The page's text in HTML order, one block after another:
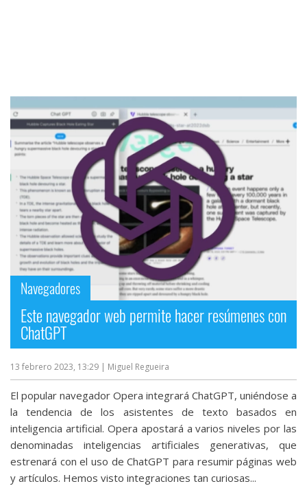
Navegadores
Este navegador web permite hacer resúmenes con
ChatGPT
13 febrero 2023, 13:29 | Miguel Regueira
El popular navegador Opera integrará ChatGPT, uniéndose a
la tendencia de los asistentes de texto basados en
inteligencia artificial. Opera apostará a varios niveles por las
denominadas inteligencias artificiales generativas, que
estrenará con el uso de ChatGPT para resumir páginas web
y artículos. Hemos visto integraciones tan curiosas...